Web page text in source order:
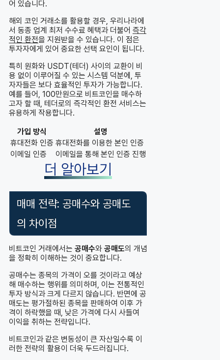
어 있습니다.
해외 코인 거래소를 활용할 경우, 우리나라에
서 동종 업계 최저 수수료 혜택과 더불어 즉각
적인 환전을 지원받을 수 있습니다. 이 점은
투자자에게 있어 중요한 선택 요인이 됩니다.
특히 원화와 USDT(테더) 사이의 교환이 비
용 없이 이루어질 수 있는 시스템 덕분에, 투
자자들은 보다 효율적인 투자가 가능합니다.
예를 들어, 100만원으로 비트코인을 매수하
고자 할 때, 테더로의 즉각적인 환전 서비스는
유용하게 작용합니다.
가입 방식
설명
휴대전화 인증 휴대전화를 이용한 본인 인증
이메일 인증
이메일을 통해 본인 인증 진행
더 알아보기
매매 전략: 공매수와 공매도
의 차이점
비트코인 거래에서는 공매수와 공매도의 개념
을 정확히 이해하는 것이 중요합니다.
공매수는 종목의 가격이 오를 것이라고 예상
해 매수하는 행위를 의미하며, 이는 전통적인
투자 방식과 크게 다르지 않습니다. 반면에 공
매도는 평가절하된 종목을 판매하여 이후 가
격이 하락했을 때, 낮은 가격에 다시 사들여
이익을 취하는 전략입니다.
비트코인과 같은 변동성이 큰 자산일수록 이
러한 전략의 활용이 더욱 두드러집니다.